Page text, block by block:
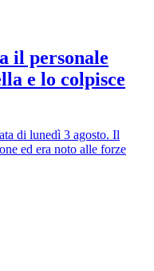
il personale
e lo colpisce
di lunedì 3 agosto. Il
ed era noto alle forze